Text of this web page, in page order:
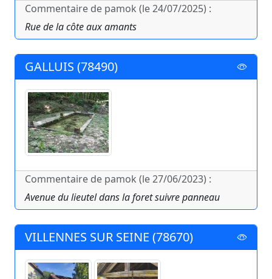
Commentaire de pamok (le 24/07/2025) :
Rue de la côte aux amants
GALLUIS (78490)
Commentaire de pamok (le 27/06/2023) :
Avenue du lieutel dans la foret suivre panneau
VILLENNES SUR SEINE (78670)